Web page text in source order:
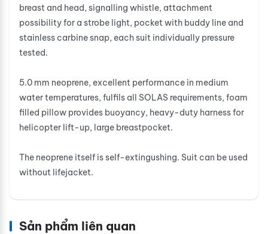
breast and head, signalling whistle, attachment
possibility for a strobe light, pocket with buddy line and
stainless carbine snap, each suit individually pressure
tested.
5.0 mm neoprene, excellent performance in medium
water temperatures, fulfils all SOLAS requirements, foam
filled pillow provides buoyancy, heavy-duty harness for
helicopter lift-up, large breastpocket.
The neoprene itself is self-extingushing. Suit can be used
without lifejacket.
Sản phẩm liên quan